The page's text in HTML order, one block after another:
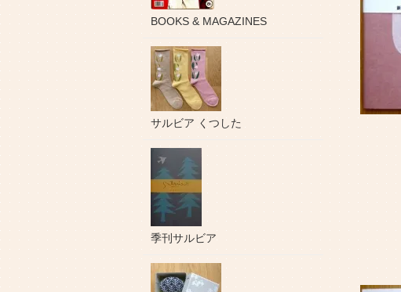
BOOKS & MAGAZINES
サルビア くつした
季刊サルビア